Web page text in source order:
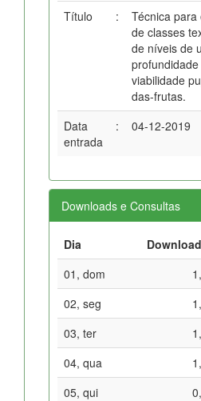
Título :
Técnica
de classes
de níveis de
viabilidade
das-frutas.
Data
entrada
: 04-12-2019
Downloads e Consultas
Dia
01, dom
02, seg
03, ter
04, qua
05, qui